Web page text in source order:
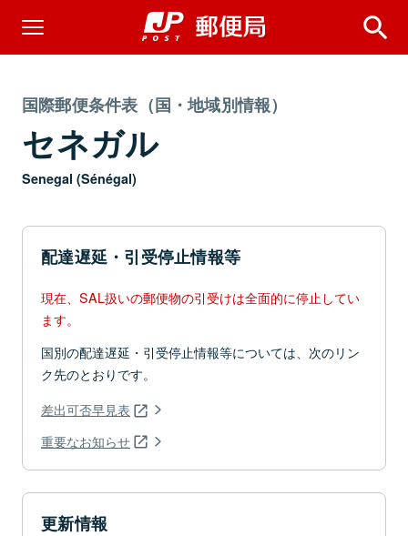
国際郵便条件表（国・地域別情報）
セネガル
Senegal (Sénégal)
配達遅延・引受停止情報等
現在、SAL扱いの郵便物の引受けは全面的に停止してい
ます。
国別の配達遅延・引受停止情報等については、次のリン
ク先のとおりです。
差出可否早見表
重要なお知らせ
更新情報